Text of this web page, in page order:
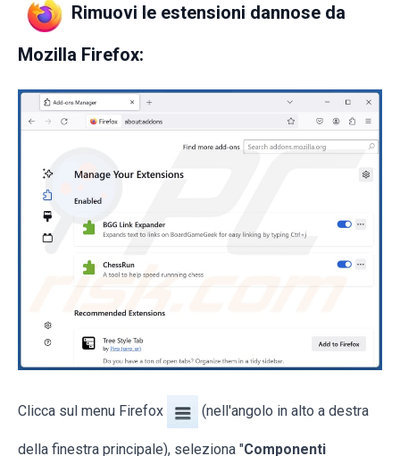
Rimuovi le estensioni dannose da
Mozilla Firefox:
Clicca sul menu Firefox (nell'angolo in alto a destra
della finestra principale), seleziona "Componenti